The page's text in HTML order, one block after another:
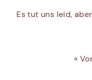
Es tut uns leid,
«